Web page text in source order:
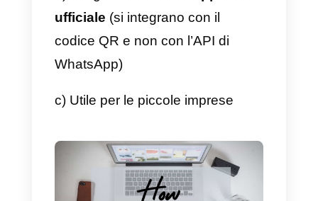
abbonamento alla piattaforma.
Nota: va sempre considerato che
Walichat non integra
offre solo un’integrazione non
ufficiale tramite il QR di